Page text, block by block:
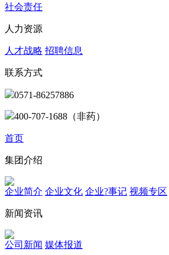
社会责任
人力资源
人才战略 招聘信息
联系方式
0571-86257886
400-707-1688（非药）
首页
集团介绍
企业简介 企业文化 企业?事记 视频专区
新闻资讯
公司新闻 媒体报道